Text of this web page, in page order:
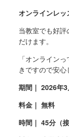
オンラインレ
当教室でも好
だけます。
「オンライン
きですので安心
期間｜ 2026年3
料金｜ 無料
時間｜ 45分（